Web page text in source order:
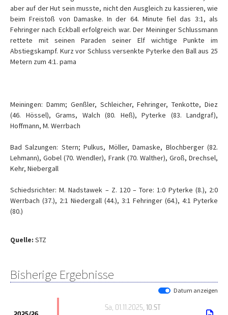
aber auf der Hut sein musste, nicht den Ausgleich zu kassieren, wie
beim Freistoß von Damaske. In der 64. Minute fiel das 3:1, als
Fehringer nach Eckball erfolgreich war. Der Meininger Schlussmann
rettete mit seinen Paraden seiner Elf wichtige Punkte im
Abstiegskampf. Kurz vor Schluss versenkte Pyterke den Ball aus 25
Metern zum 4:1. pama
Meiningen: Damm; Genßler, Schleicher, Fehringer, Tenkotte, Diez
(46. Hössel), Grams, Walch (80. Heß), Pyterke (83. Landgraf),
Hoffmann, M. Werrbach
Bad Salzungen: Stern; Pulkus, Möller, Damaske, Blochberger (82.
Lehmann), Gobel (70. Wendler), Frank (70. Walther), Groß, Drechsel,
Kehr, Niebergall
Schiedsrichter: M. Nadstawek – Z. 120 – Tore: 1:0 Pyterke (8.), 2:0
Werrbach (37.), 2:1 Niedergall (44.), 3:1 Fehringer (64.), 4:1 Pyterke
(80.)
Quelle: STZ
Bisherige Ergebnisse
Datum anzeigen
Sa, 01.11.2025, 10.ST